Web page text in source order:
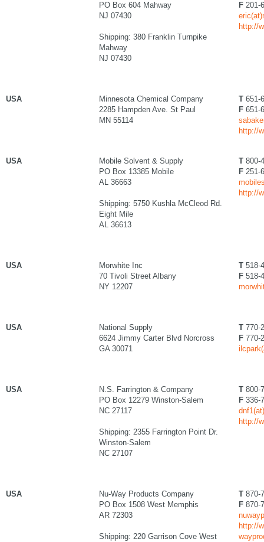
PO Box 604 Mahway
NJ 07430
Shipping: 380 Franklin Turnpike
Mahway
NJ 07430
F 201-
http://
USA
Minnesota Chemical Company
2285 Hampden Ave. St Paul
MN 55114
T 651-
F 651-
http://
USA
Mobile Solvent & Supply
PO Box 13385 Mobile
AL 36663
Shipping: 5750 Kushla McCleod Rd.
Eight Mile
AL 36613
T 800-
F 251-
http://
USA
Morwhite Inc
70 Tivoli Street Albany
NY 12207
T 518-
F 518-
USA
National Supply
6624 Jimmy Carter Blvd Norcross
GA 30071
T 770-
F 770-
USA
N.S. Farrington & Company
PO Box 12279 Winston-Salem
NC 27117
Shipping: 2355 Farrington Point Dr.
Winston-Salem
NC 27107
T 800-
F 336-
http://
USA
Nu-Way Products Company
PO Box 1508 West Memphis
AR 72303
Shipping: 220 Garrison Cove West
T 870-
F 870-
http://